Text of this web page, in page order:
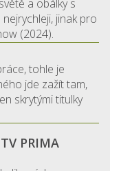
a obálky s
jinak pro
(2024).
tohle je
jde zažít tam,
skrytými titulky
PRIMA